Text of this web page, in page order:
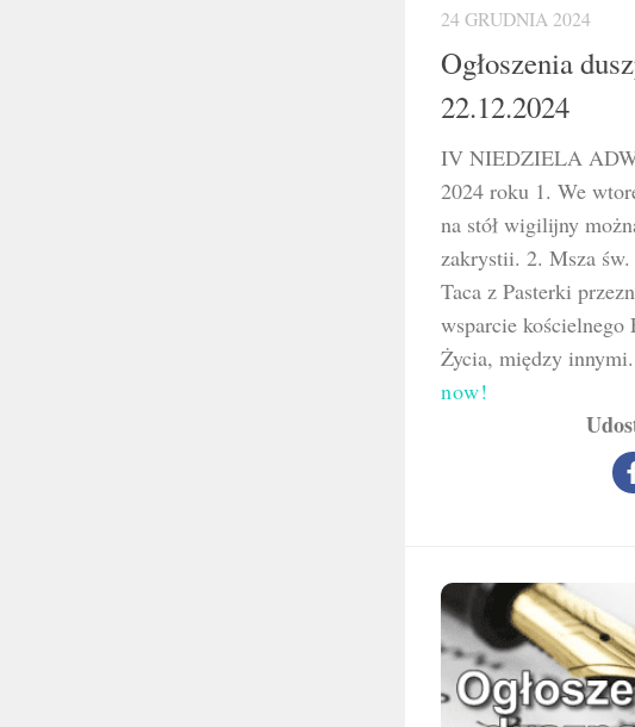
24 GRUDNIA 2024
Ogłoszenia
22.12.2024
IV NIEDZIELA
2024 roku 1. We
na stół wigilijny
zakrystii. 2. Msza św.
Taca z Pasterki
wsparcie kościelnego
Życia, między
now!